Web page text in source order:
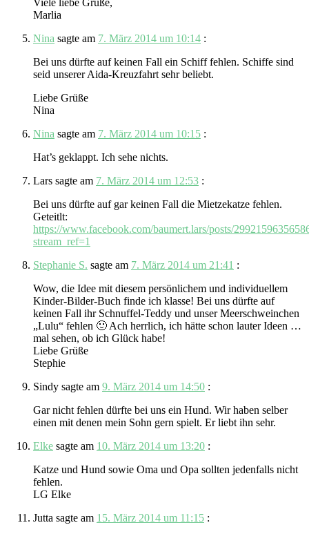
Marlia
Nina sagte am 7. März 2014 um 10:14 :
Bei uns dürfte auf keinen Fall ein Schiff fehlen. Schiffe sind
seid unserer Aida-Kreuzfahrt sehr beliebt.
Liebe Grüße
Nina
Nina sagte am 7. März 2014 um 10:15 :
Hat’s geklappt. Ich sehe nichts.
Lars sagte am 7. März 2014 um 12:53 :
Bei uns dürfte auf gar keinen Fall die Mietzekatze fehlen.
Geteitlt:
https://www.facebook.com/baumert.lars/posts/
stream_ref=1
Stephanie S. sagte am 7. März 2014 um 21:41 :
Wow, die Idee mit diesem persönlichem und individuellem
Kinder-Bilder-Buch finde ich klasse! Bei uns dürfte auf
keinen Fall ihr Schnuffel-Teddy und unser Meerschweinchen
„Lulu“ fehlen 🙂 Ach herrlich, ich hätte schon lauter Ideen …
mal sehen, ob ich Glück habe!
Liebe Grüße
Stephie
Sindy sagte am 9. März 2014 um 14:50 :
Gar nicht fehlen dürfte bei uns ein Hund. Wir haben selber
einen mit denen mein Sohn gern spielt. Er liebt ihn sehr.
Elke sagte am 10. März 2014 um 13:20 :
Katze und Hund sowie Oma und Opa sollten jedenfalls nicht
fehlen.
LG Elke
Jutta sagte am 15. März 2014 um 11:15 :